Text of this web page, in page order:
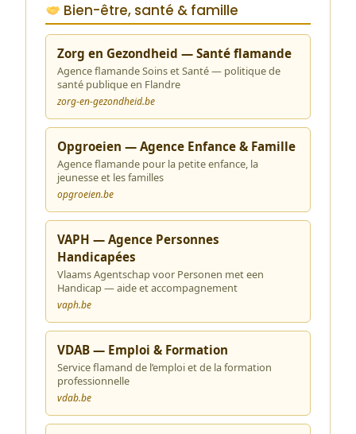
Bien-être, santé & famille
Zorg en Gezondheid — Santé flamande
Agence flamande Soins et Santé — politique de
santé publique en Flandre
zorg-en-gezondheid.be
Opgroeien — Agence Enfance & Famille
Agence flamande pour la petite enfance, la
jeunesse et les familles
opgroeien.be
VAPH — Agence Personnes
Handicapées
Vlaams Agentschap voor Personen met een
Handicap — aide et accompagnement
vaph.be
VDAB — Emploi & Formation
Service flamand de l’emploi et de la formation
professionnelle
vdab.be